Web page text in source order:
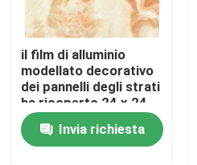
Controllo di qualità
Contattici
Richieda una citazione
il film di alluminio
modellato decorativo
dei pannelli degli strati
ha ricoperto 24 x 24
24 x 36 24 x 48
Invia richiesta